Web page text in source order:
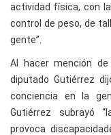
actividad física, con
control de peso, de
gente”.
Al hacer mención
diputado Gutiérrez
conciencia en la
Gutiérrez subrayó
provoca